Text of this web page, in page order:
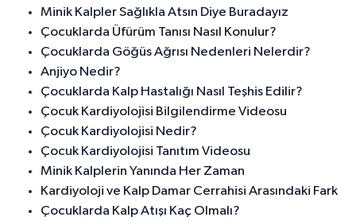
Minik Kalpler Sağlıkla Atsın Diye Buradayız
Çocuklarda Üfürüm Tanısı Nasıl Konulur?
Çocuklarda Göğüs Ağrısı Nedenleri Nelerdir?
Anjiyo Nedir?
Çocuklarda Kalp Hastalığı Nasıl Teşhis Edilir?
Çocuk Kardiyolojisi Bilgilendirme Videosu
Çocuk Kardiyolojisi Nedir?
Çocuk Kardiyolojisi Tanıtım Videosu
Minik Kalplerin Yanında Her Zaman
Kardiyoloji ve Kalp Damar Cerrahisi Arasındaki Fark
Çocuklarda Kalp Atışı Kaç Olmalı?